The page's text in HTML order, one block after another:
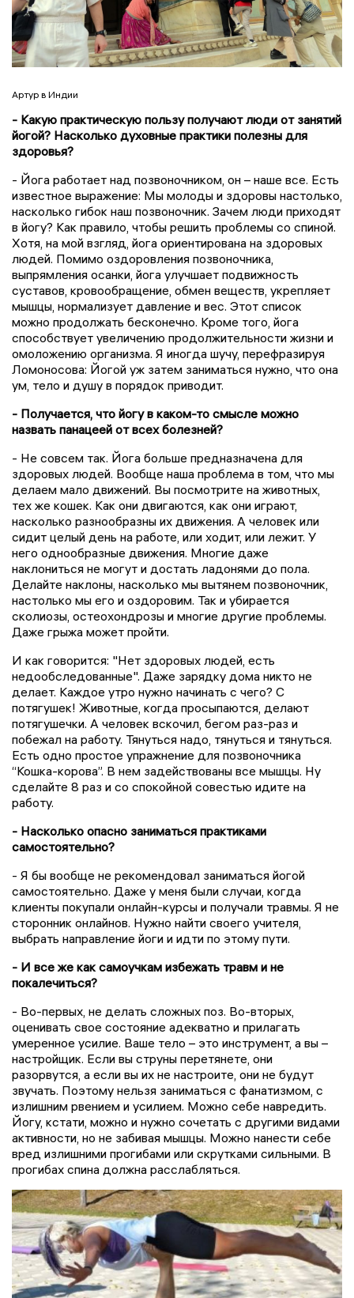
Артур в Индии
- Какую практическую пользу получают люди от занятий
йогой? Насколько духовные практики полезны для
здоровья?
- Йога работает над позвоночником, он – наше все. Есть
известное выражение: Мы молоды и здоровы настолько,
насколько гибок наш позвоночник. Зачем люди приходят
в йогу? Как правило, чтобы решить проблемы со спиной.
Хотя, на мой взгляд, йога ориентирована на здоровых
людей. Помимо оздоровления позвоночника,
выпрямления осанки, йога улучшает подвижность
суставов, кровообращение, обмен веществ, укрепляет
мышцы, нормализует давление и вес. Этот список
можно продолжать бесконечно. Кроме того, йога
способствует увеличению продолжительности жизни и
омоложению организма. Я иногда шучу, перефразируя
Ломоносова: Йогой уж затем заниматься нужно, что она
ум, тело и душу в порядок приводит.
- Получается, что йогу в каком-то смысле можно
назвать панацеей от всех болезней?
- Не совсем так. Йога больше предназначена для
здоровых людей. Вообще наша проблема в том, что мы
делаем мало движений. Вы посмотрите на животных,
тех же кошек. Как они двигаются, как они играют,
насколько разнообразны их движения. А человек или
сидит целый день на работе, или ходит, или лежит. У
него однообразные движения. Многие даже
наклониться не могут и достать ладонями до пола.
Делайте наклоны, насколько мы вытянем позвоночник,
настолько мы его и оздоровим. Так и убирается
сколиозы, остеохондрозы и многие другие проблемы.
Даже грыжа может пройти.
И как говорится: "Нет здоровых людей, есть
недообследованные". Даже зарядку дома никто не
делает. Каждое утро нужно начинать с чего? С
потягушек! Животные, когда просыпаются, делают
потягушечки. А человек вскочил, бегом раз-раз и
побежал на работу. Тянуться надо, тянуться и тянуться.
Есть одно простое упражнение для позвоночника
“Кошка-корова”. В нем задействованы все мышцы. Ну
сделайте 8 раз и со спокойной совестью идите на
работу.
- Насколько опасно заниматься практиками
самостоятельно?
- Я бы вообще не рекомендовал заниматься йогой
самостоятельно. Даже у меня были случаи, когда
клиенты покупали онлайн-курсы и получали травмы. Я не
сторонник онлайнов. Нужно найти своего учителя,
выбрать направление йоги и идти по этому пути.
- И все же как самоучкам избежать травм и не
покалечиться?
- Во-первых, не делать сложных поз. Во-вторых,
оценивать свое состояние адекватно и прилагать
умеренное усилие. Ваше тело – это инструмент, а вы –
настройщик. Если вы струны перетянете, они
разорвутся, а если вы их не настроите, они не будут
звучать. Поэтому нельзя заниматься с фанатизмом, с
излишним рвением и усилием. Можно себе навредить.
Йогу, кстати, можно и нужно сочетать с другими видами
активности, но не забивая мышцы. Можно нанести себе
вред излишними прогибами или скрутками сильными. В
прогибах спина должна расслабляться.